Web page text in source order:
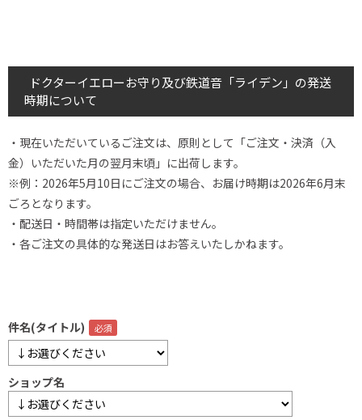
ドクターイエローお守り及び鉄道音「ライデン」の発送
時期について
・現在いただいているご注文は、原則として「ご注文・決済（入
金）いただいた月の翌月末頃」に出荷します。
※例：2026年5月10日にご注文の場合、お届け時期は2026年6月末
ごろとなります。
・配送日・時間帯は指定いただけません。
・各ご注文の具体的な発送日はお答えいたしかねます。
件名(タイトル)
ショップ名